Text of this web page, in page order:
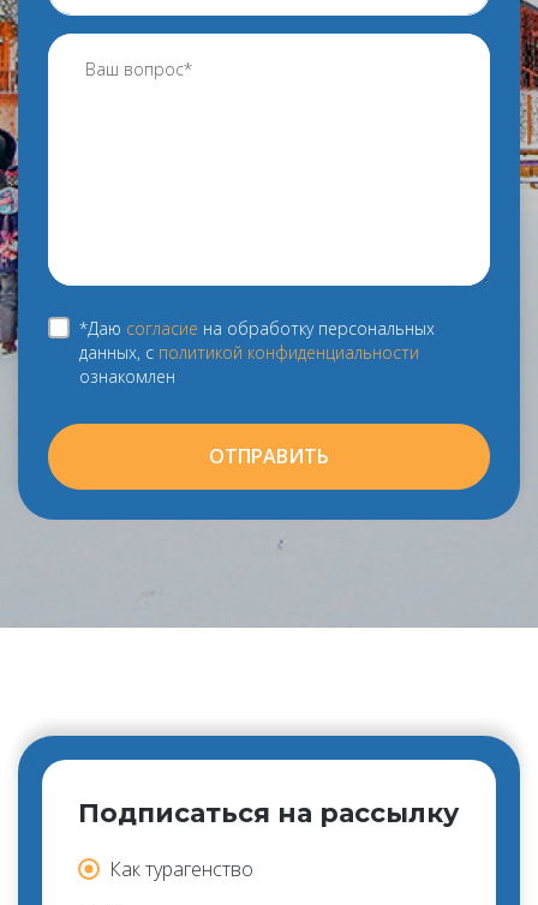
*Даю согласие на обработку персональных
данных, с политикой конфиденциальности
ознакомлен
ОТПРАВИТЬ
Подписаться на рассылку
Как турагенство